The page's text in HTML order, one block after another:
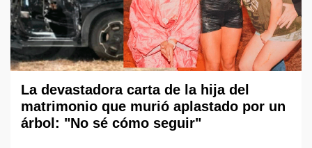
La devastadora carta de la hija del
matrimonio que murió aplastado por un
árbol: "No sé cómo seguir"